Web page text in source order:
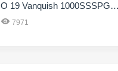
O 19 Vanquish 1000SSSPG 0
39497971